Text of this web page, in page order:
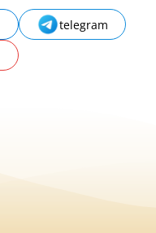
telegram